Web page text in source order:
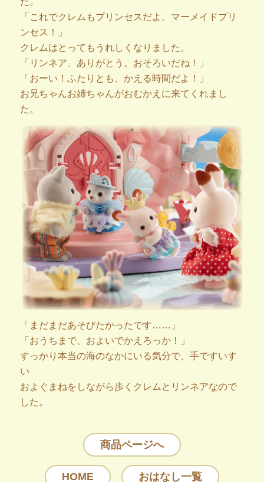
「これでクレムもプリンセスだよ。マーメイドプリ
ンセス！」
クレムはとってもうれしくなりました。
「リンネア、ありがとう。おそろいだね！」
「おーい！ふたりとも、かえる時間だよ！」
お兄ちゃんお姉ちゃんがおむかえに来てくれまし
た。
「まだまだあそびたかったです……」
「おうちまで、およいでかえろっか！」
すっかり本当の海のなかにいる気分で、手ですいす
い
およぐまねをしながら歩くクレムとリンネアなので
した。
商品ページへ
HOME おはなし一覧